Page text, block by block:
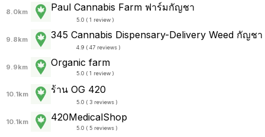
8.0km Paul Cannabis Farm ฟาร์มกัญชา
5.0 ( 1 review )
9.8km 345 Cannabis Dispensary-Delivery Weed กัญชา
4.9 ( 47 reviews )
9.9km Organic farm
5.0 ( 1 review )
10.1km ร้าน OG 420
5.0 ( 3 reviews )
10.1km 420MedicalShop
5.0 ( 5 reviews )